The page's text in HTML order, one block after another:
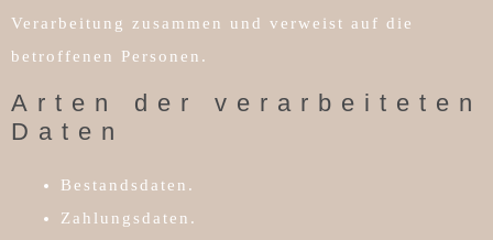
Verarbeitung zusammen und verweist auf die
betroffenen Personen.
Arten der verarbeiteten
Daten
Bestandsdaten.
Zahlungsdaten.